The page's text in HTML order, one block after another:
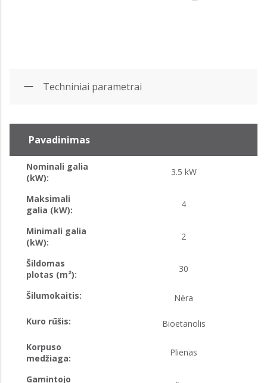
Techniniai parametrai
Pavadinimas
Nominali galia
(kW):
3.5 kW
Maksimali
galia (kW):
4
Minimali galia
(kW):
2
Šildomas
plotas (m²):
30
Šilumokaitis: Nėra
Kuro rūšis: Bioetanolis
Korpuso
medžiaga:
Plienas
Gamintojo